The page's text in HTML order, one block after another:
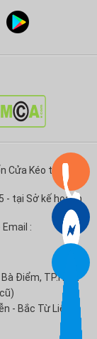
Cửa Kéo tại Việt
tại Sở kế hoạch
:
Điểm, TP.HCM
- Bắc Từ Liêm -